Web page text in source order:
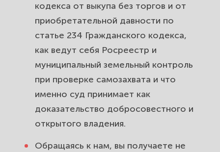
кодекса от выкупа без торгов и от
приобретательной давности по
статье 234 Гражданского кодекса,
как ведут себя Росреестр и
муниципальный земельный контроль
при проверке самозахвата и что
именно суд принимает как
доказательство добросовестного и
открытого владения.
Обращаясь к нам, вы получаете не